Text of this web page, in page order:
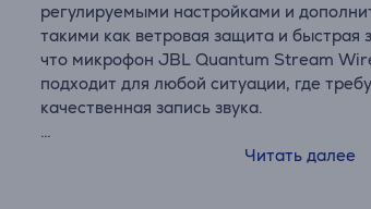
регулируемыми настройками и
такими как ветровая защита и быстрая
что микрофон JBL Quantum Stream
подходит для любой ситуации, где
качественная запись звука.
• Простота настройки и использования
Читать далее